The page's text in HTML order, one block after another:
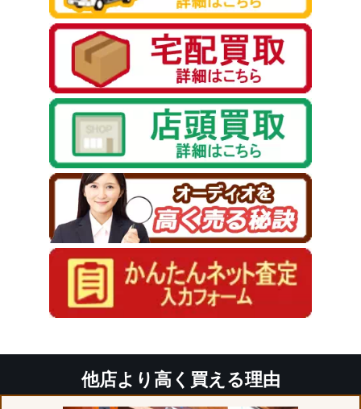
他店より高く買える理由